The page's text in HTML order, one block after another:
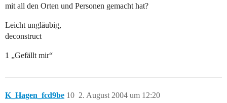
mit all den Orten und Personen gemacht hat?
Leicht ungläubig,
deconstruct
1 „Gefällt mir“
K_Hagen_fcd9be 2. August 2004 um 12:20
10